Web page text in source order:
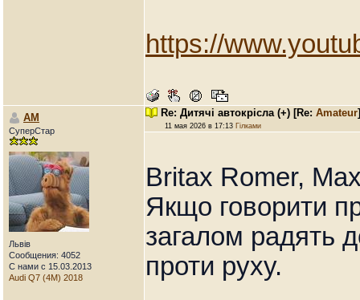
https://
AM
СуперСтар
Львів
Сообщения: 4052
С нами с 15.03.2013
Audi Q7 (4M) 2018
Re: Дитячі автокрісла (+) [Re: Amateur]
11 мая 2026 в 17:13 Гілками
Britax Romer,
Якщо говорити
загалом радять
проти руху.